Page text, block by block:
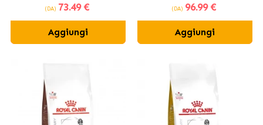
per cani adulti
(DA) 73.49 €
Aggiungi
cani adulti
(DA) 96.99 €
Aggiungi